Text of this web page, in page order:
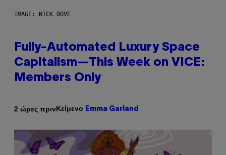
IMAGE: NICK DOVE
Fully-Automated Luxury Space
Capitalism—This Week on VICE:
Members Only
2 ώρες πρινΚείμενο Emma Garland